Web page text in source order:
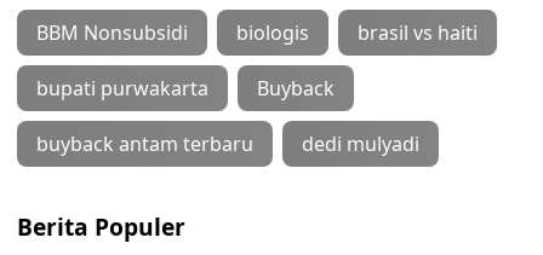
BBM Nonsubsidi biologis brasil vs haiti
bupati purwakarta Buyback
buyback antam terbaru dedi mulyadi
Berita Populer